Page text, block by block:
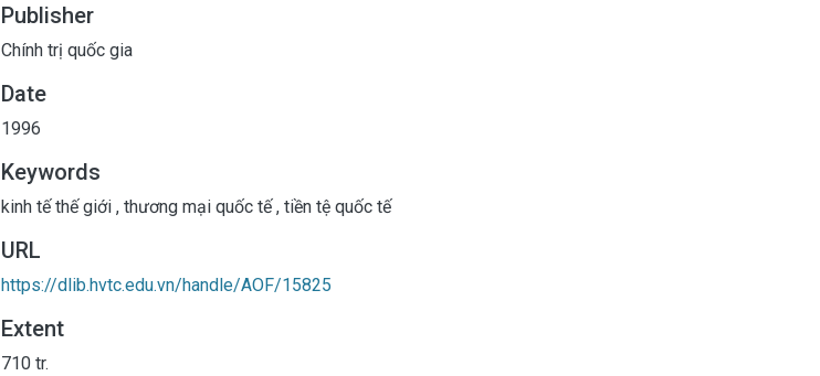
Publisher
Chính trị quốc gia
Date
1996
Keywords
kinh tế thế giới , thương mại quốc tế, tiền tệ quốc tế
URL
https://dlib.hvtc.edu.vn/handle/AOF/15825
Extent
710 tr.